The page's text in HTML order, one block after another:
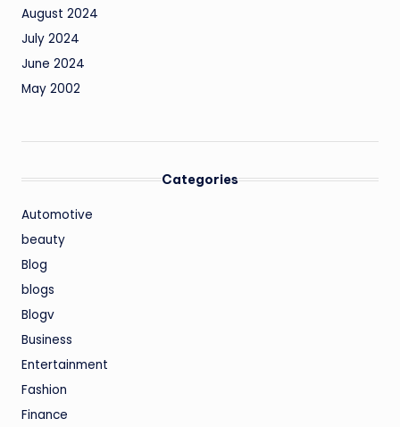
August 2024
July 2024
June 2024
May 2002
Categories
Automotive
beauty
Blog
blogs
Blogv
Business
Entertainment
Fashion
Finance